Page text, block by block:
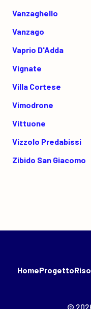
Vanzaghello
Vanzago
Vaprio D'Adda
Vignate
Villa Cortese
Vimodrone
Vittuone
Vizzolo Predabissi
Zibido San Giacomo
HomeProgetto
©